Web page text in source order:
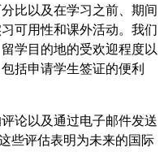
比以及在学习之前、期间
可用性和课外活动。我们
学目的地的受欢迎程度以
括申请学生签证的便利
论以及通过电子邮件发送
些评估表明为未来的国际